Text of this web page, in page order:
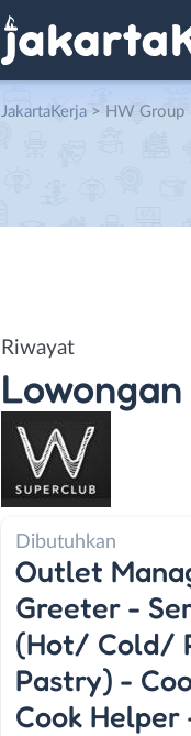
JakartaKerja > HW Group
Riwayat
Lowongan
Dibutuhkan
Outlet
Greeter -
(Hot/ Cold/
Pastry) -
Cook Helper